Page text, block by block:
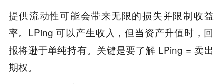
提供流动性可能会带来无限的损失并限制收益
率。LPing 可以产生收入，但当资产升值时，回
报将逊于单纯持有。关键是要了解 LPing = 卖出
期权。